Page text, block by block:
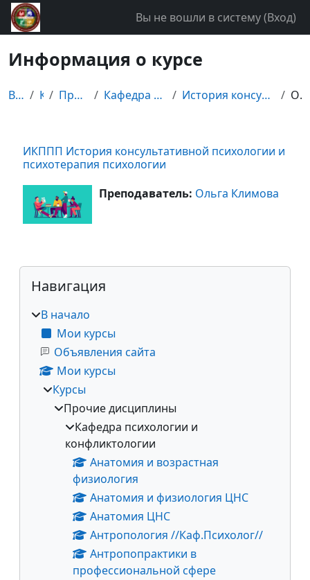
Перейти к основному содержанию
Вы не вошли в систему (Вход)
Информация о курсе
В начало Курсы Прочие дисциплины Кафедра психологии и конфликтологии История консультативной психологии и психотерапия ... Описание
ИКППП История консультативной психологии и
психотерапия психологии
Преподаватель: Ольга Климова
Блоки
Пропустить Навигация
Навигация
В начало
Мои курсы
Объявления сайта
Мои курсы
Курсы
Прочие дисциплины
Кафедра психологии и
конфликтологии
Анатомия и возрастная
физиология
Анатомия и физиология ЦНС
Анатомия ЦНС
Антропология //Каф.Психолог//
Антропопрактики в
профессиональной сфере